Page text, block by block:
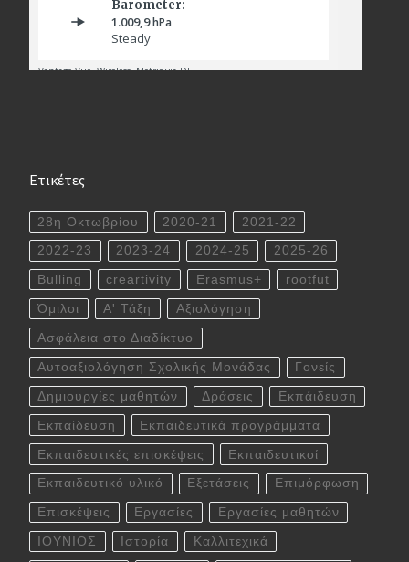
Ετικέτες
28η Οκτωβρίου 2020-21 2021-22
2022-23 2023-24 2024-25 2025-26
Bulling creartivity Erasmus+ rootfut
Όμιλοι Α' Τάξη Αξιολόγηση
Ασφάλεια στο Διαδίκτυο
Αυτοαξιολόγηση Σχολικής Μονάδας Γονείς
Δημιουργίες μαθητών Δράσεις Εκπάιδευση
Εκπαίδευση Εκπαιδευτικά προγράμματα
Εκπαιδευτικές επισκέψεις Εκπαιδευτικοί
Εκπαιδευτικό υλικό Εξετάσεις Επιμόρφωση
Επισκέψεις Εργασίες Εργασίες μαθητών
ΙΟΥΝΙΟΣ Ιστορία Καλλιτεχικά